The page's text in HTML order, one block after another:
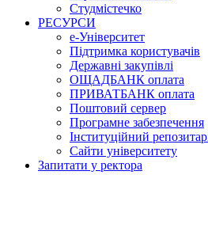
Студмістечко
РЕСУРСИ
е-Університет
Підтримка користувачів
Державні закупівлі
ОЩАДБАНК оплата
ПРИВАТБАНК оплата
Поштовий сервер
Програмне забезпечення
Інституційний
Сайти університету
Запитати у ректора